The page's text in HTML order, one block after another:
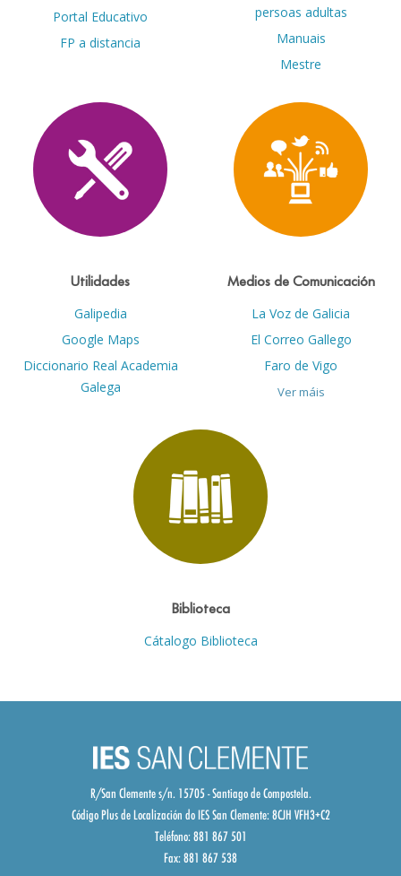
Portal Educativo
FP a distancia
persoas adultas
Manuais
Mestre
Utilidades
Galipedia
Google Maps
Diccionario Real Academia
Galega
Medios de Comunicación
La Voz de Galicia
El Correo Gallego
Faro de Vigo
Ver máis
Biblioteca
Cátalogo Biblioteca
R/San Clemente s/n. 15705 - Santiago de Compostela.
Código Plus de Localización do IES San Clemente:8CJH VFH3+C2
Teléfono: 881 867 501
Fax: 881 867 538